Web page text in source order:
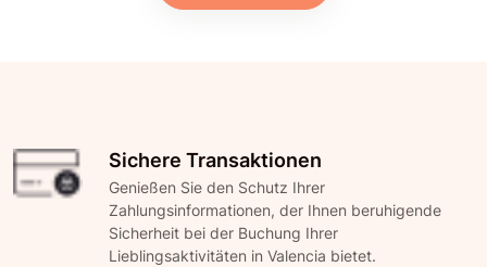
Sichere Transaktionen
Genießen Sie den Schutz Ihrer
Zahlungsinformationen, der Ihnen beruhigende
Sicherheit bei der Buchung Ihrer
Lieblingsaktivitäten in Valencia bietet.